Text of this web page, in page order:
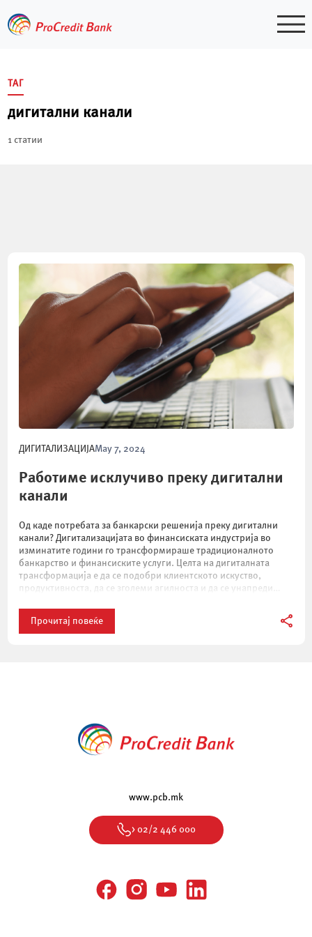
to
content
ТАГ
дигитални канали
1 статии
ДИГИТАЛИЗАЦИЈАMay 7, 2024
Работиме исклучиво преку дигитални
канали
Од каде потребата за банкарски решенија преку дигитални
канали? Дигитализацијата во финансиската индустрија во
изминатите години го трансформираше традиционалното
банкарство и финансиските услуги. Целта на дигиталната
трансформација е да се подобри клиентското искуство,
продуктивноста, да се зголеми агилноста и да се унапреди
Прочитај повеќе
www.pcb.mk
> 02/2 446 000